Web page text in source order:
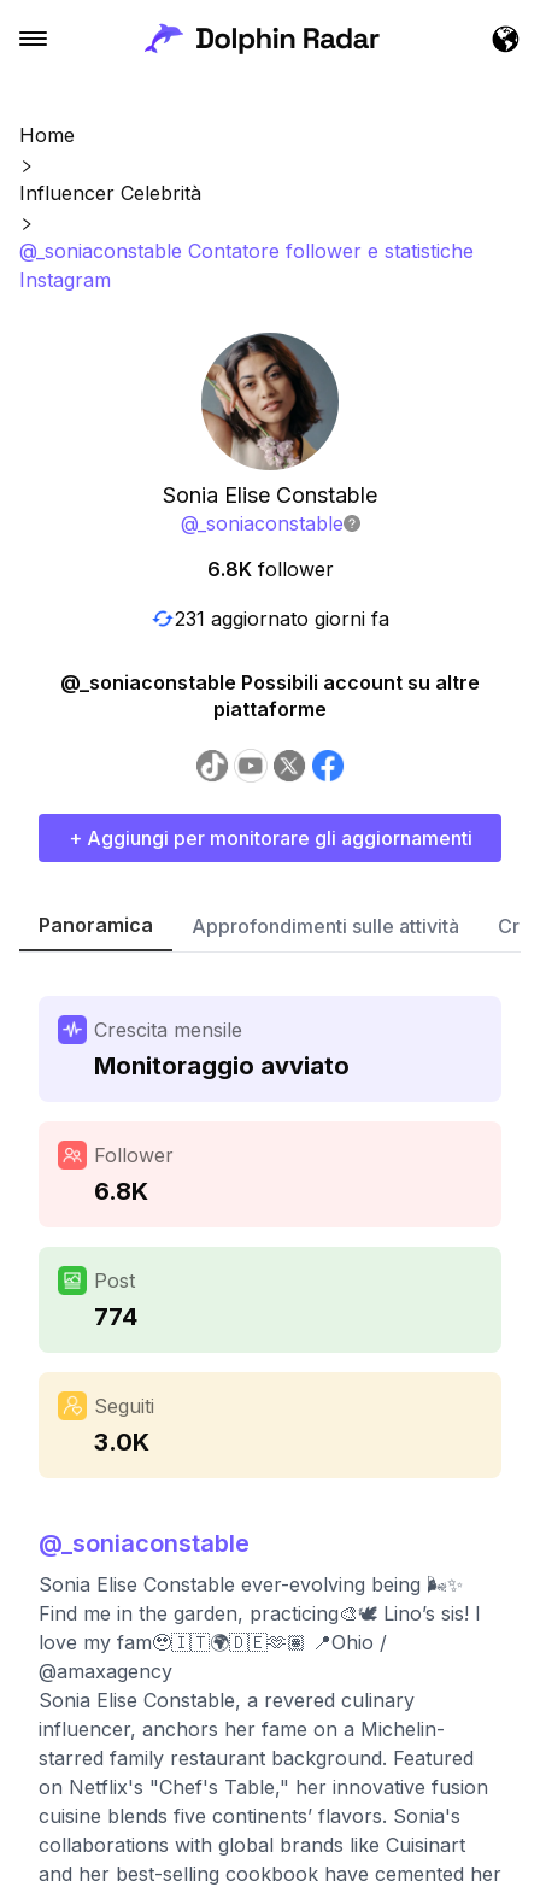
Home
Influencer Celebrità
@_soniaconstable Contatore follower e statistiche
Instagram
Sonia Elise Constable
@_soniaconstable
6.8K follower
231 aggiornato giorni fa
@_soniaconstable Possibili account su altre
piattaforme
+ Aggiungi per monitorare gli aggiornamenti
Panoramica Approfondimenti sulle attività
Crescita mensile
Monitoraggio avviato
Follower
6.8K
Post
774
Seguiti
3.0K
@ _soniaconstable
Sonia Elise Constable ever-evolving being 🌬️✨
Find me in the garden, practicing🎨🕊️ Lino’s sis! I
love my fam🥹🇮🇹🌍🇩🇪🫶🏽 📍Ohio /
@amaxagency
Sonia Elise Constable, a revered culinary
influencer, anchors her fame on a Michelin-
starred family restaurant background. Featured
on Netflix's "Chef's Table," her innovative fusion
cuisine blends five continents’ flavors. Sonia's
collaborations with global brands like Cuisinart
and her best-selling cookbook have cemented her